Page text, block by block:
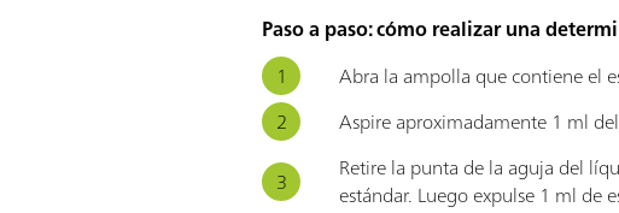
Paso a paso: cómo realizar una
Abra la ampolla que contiene el
Aspire aproximadamente 1 ml
Retire la punta de la aguja del
estándar. Luego expulse 1 ml de